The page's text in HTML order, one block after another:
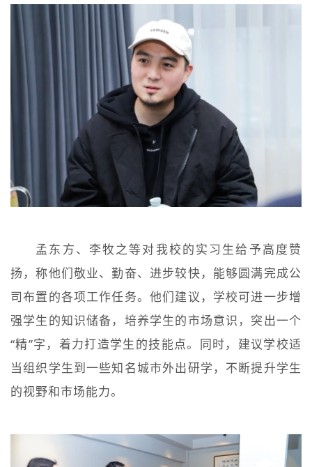
孟东方、李牧之等对我校的实习生给予高度赞
扬，称他们敬业、勤奋、进步较快，能够圆满完成公
司布置的各项工作任务。他们建议，学校可进一步增
强学生的知识储备，培养学生的市场意识，突出一个
“精”字，着力打造学生的技能点。同时，建议学校适
当组织学生到一些知名城市外出研学，不断提升学生
的视野和市场能力。